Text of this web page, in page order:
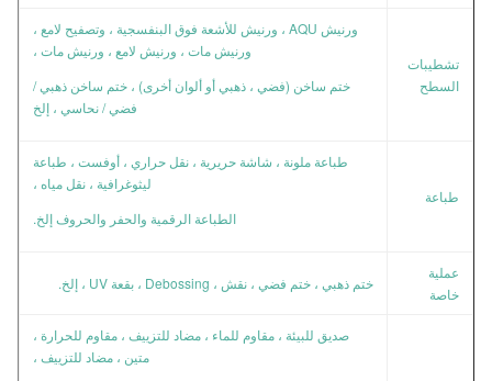
تشطيبات
السطح
ورنيش AQU ، ورنيش للأشعة فوق البنفسجية ، وتصفيح لامع ،
ورنيش مات ، ورنيش لامع ، ورنيش مات ،
ختم ساخن (فضي ، ذهبي أو ألوان أخرى) ، ختم ساخن ذهبي /
فضي / نحاسي ، إلخ
طباعة
طباعة ملونة ، شاشة حريرية ، نقل حراري ، أوفست ، طباعة
ليثوغرافية ، نقل مياه ،
الطباعة الرقمية والحفر والحروف إلخ.
عملية
خاصة
ختم ذهبي ، ختم فضي ، نقش ، Debossing ، بقعة UV ، إلخ.
صديق للبيئة ، مقاوم للماء ، مضاد للتزييف ، مقاوم للحرارة ،
متين ، مضاد للتزييف ،